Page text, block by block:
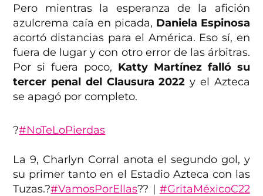
Pero mientras la esperanza de la afición
azulcrema caía en picada, Daniela Espinosa
acortó distancias para el América. Eso sí, en
fuera de lugar y con otro error de las árbitras.
Por si fuera poco, Katty Martínez falló su
tercer penal del Clausura 2022y el Azteca
se apagó por completo.
?#NoTeLoPierdas
La 9, Charlyn Corral anota el segundo gol, y
su primer tanto en el Estadio Azteca con las
Tuzas.?#VamosPorEllas?? | #GritaMéxicoC22